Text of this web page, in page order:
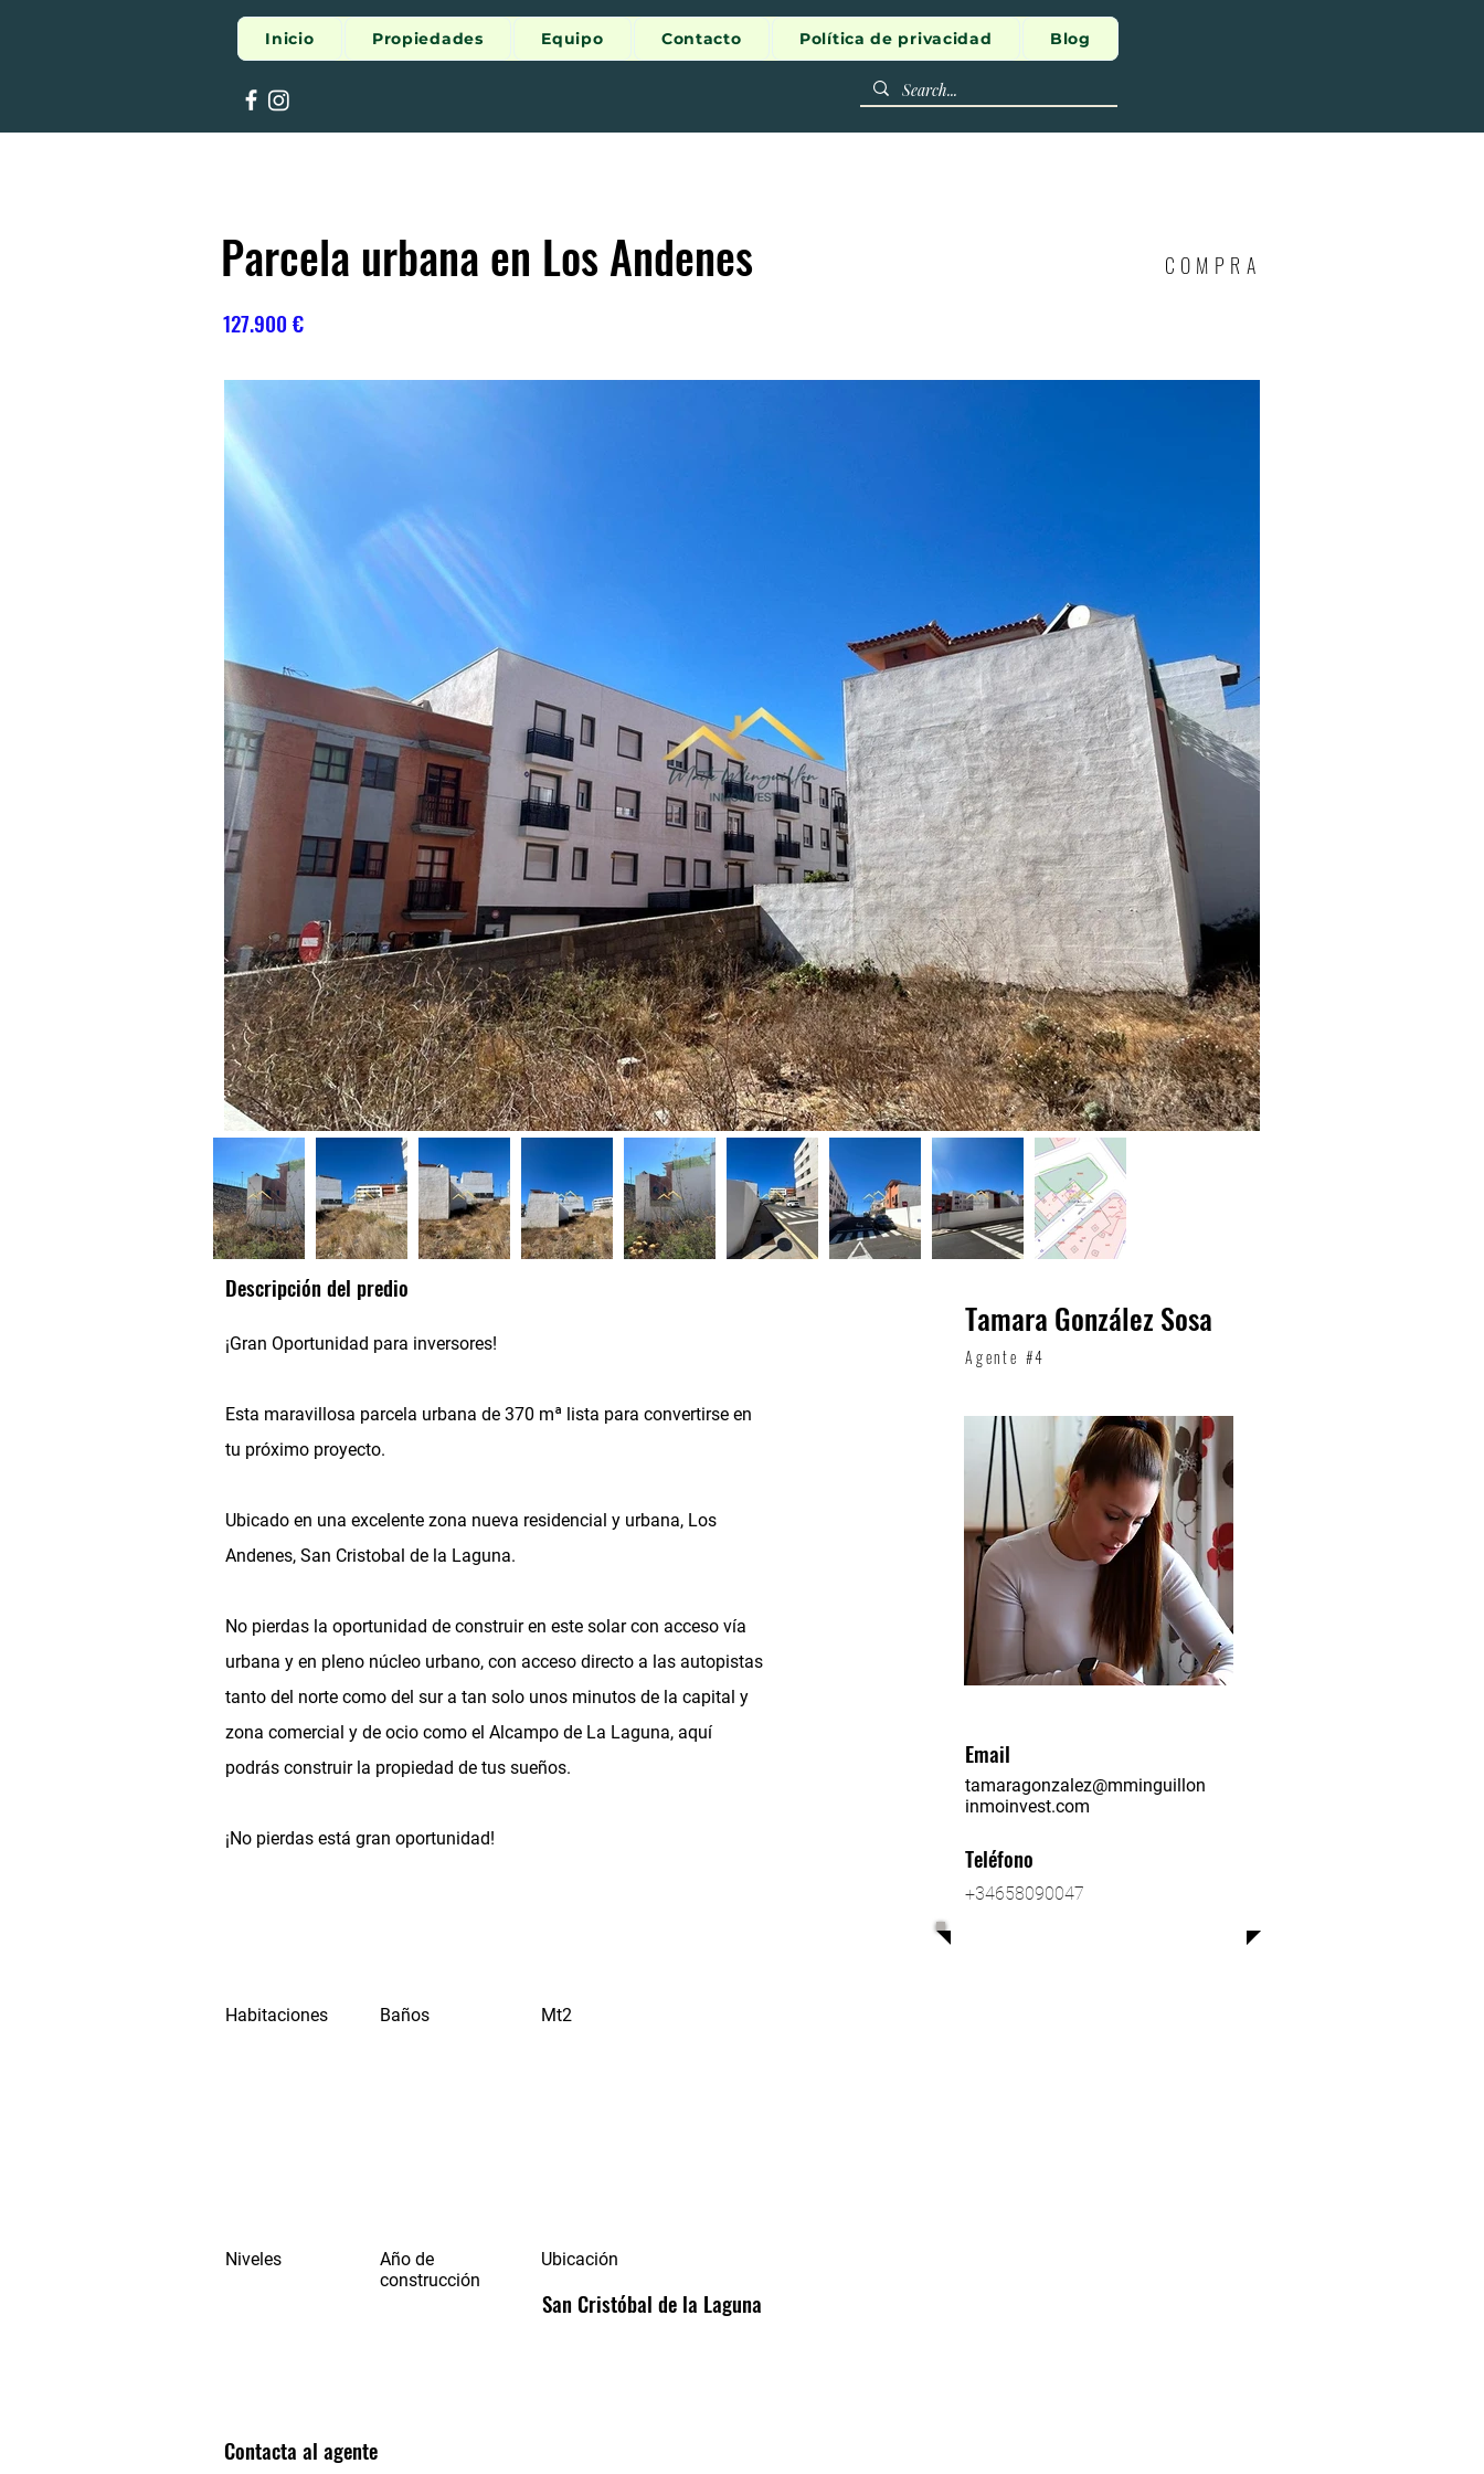
Inicio Propiedades Equipo Contacto Política de privacidad Blog
Parcela urbana en Los Andenes COMPRA
127.900 €
Descripción del predio
¡Gran Oportunidad para inversores!
Esta maravillosa parcela urbana de 370 mª lista para convertirse en
tu próximo proyecto.
Ubicado en una excelente zona nueva residencial y urbana, Los
Andenes, San Cristobal de la Laguna.
No pierdas la oportunidad de construir en este solar con acceso vía
urbana y en pleno núcleo urbano, con acceso directo a las autopistas
tanto del norte como del sur a tan solo unos minutos de la capital y
zona comercial y de ocio como el Alcampo de La Laguna, aquí
podrás construir la propiedad de tus sueños.
¡No pierdas está gran oportunidad!
Habitaciones
Niveles
Baños
Año de
construcción
Mt2
Ubicación
San Cristóbal de la Laguna
Tamara González Sosa
Agente #4
Email
tamaragonzalez@mminguillon
inmoinvest.com
Teléfono
+34658090047
Contacta al agente